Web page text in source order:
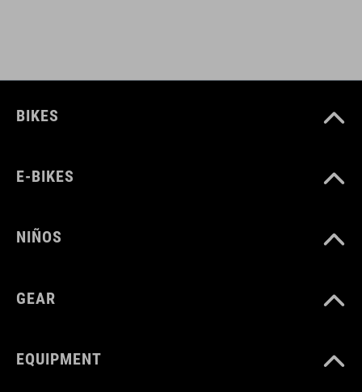
BIKES
E-BIKES
NIÑOS
GEAR
EQUIPMENT